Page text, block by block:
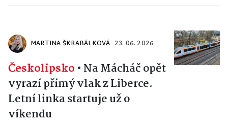
MARTINA ŠKRABÁLKOVÁ 23. 06. 2026
Českolipsko • Na Mácháč opět
vyrazí přímý vlak z Liberce.
Letní linka startuje už o
víkendu